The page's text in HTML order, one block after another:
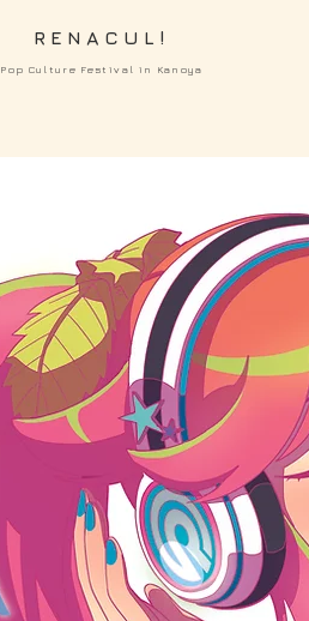
RENACUL!
Pop Culture Festival in Kanoya